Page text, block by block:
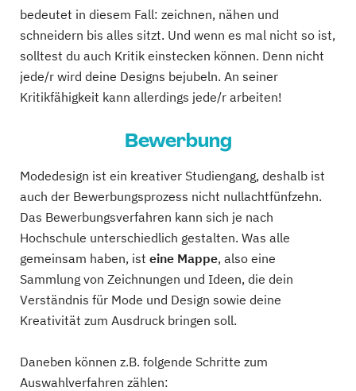
bedeutet in diesem Fall: zeichnen, nähen und
schneidern bis alles sitzt. Und wenn es mal nicht so ist,
solltest du auch Kritik einstecken können. Denn nicht
jede/r wird deine Designs bejubeln. An seiner
Kritikfähigkeit kann allerdings jede/r arbeiten!
Bewerbung
Modedesign ist ein kreativer Studiengang, deshalb ist
auch der Bewerbungsprozess nicht nullachtfünfzehn.
Das Bewerbungsverfahren kann sich je nach
Hochschule unterschiedlich gestalten. Was alle
gemeinsam haben, ist eine Mappe, also eine
Sammlung von Zeichnungen und Ideen, die dein
Verständnis für Mode und Design sowie deine
Kreativität zum Ausdruck bringen soll.
Daneben können z.B. folgende Schritte zum
Auswahlverfahren zählen: